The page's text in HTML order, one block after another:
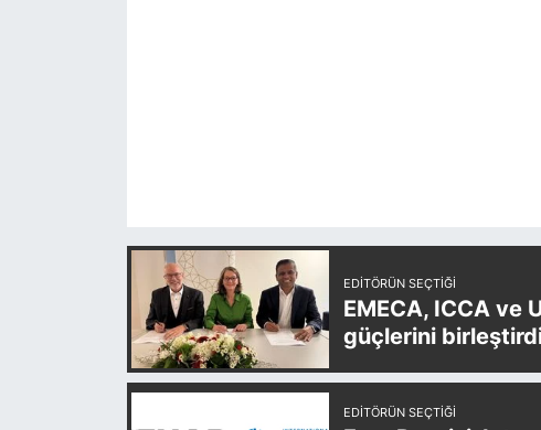
EDITÖRÜN SEÇTIĞI
EMECA, ICCA ve
güçlerini
EDITÖRÜN SEÇTIĞI